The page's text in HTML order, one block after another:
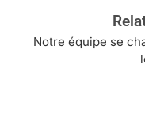
Notre équipe se